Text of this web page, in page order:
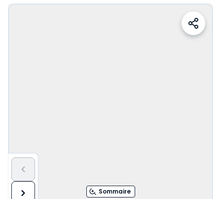
le sous-menu Vos métiers
Sommaire